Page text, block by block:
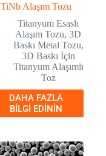
TiNb Alaşım Tozu
Titanyum Esaslı
Alaşım Tozu,3D
Baskı Metal Tozu,
3D Baskı İçin
Titanyum Alaşımlı
Toz
DAHA FAZLA
BILGI EDININ